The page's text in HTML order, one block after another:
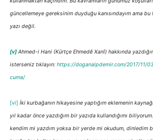
güncellemeye gereksinim duyduğu kanısındayım ama bu
yazı değil.
[v] Ahmed-i Hani (Kürtçe Ehmedê Xanî) hakkında
isterseniz tıklayın: https://doganalpdemir.com/2017/11/
cuma/
[vi] İki kurbağanın hikayesine yaptığım eklemenin
yıl kadar önce yazdığım bir yazıda kullandığımı
kendim mi yazdım yoksa bir yerde mi okudum, dinledim